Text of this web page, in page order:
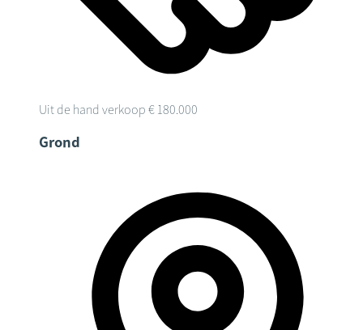
Uit de hand verkoop € 180.000
Grond